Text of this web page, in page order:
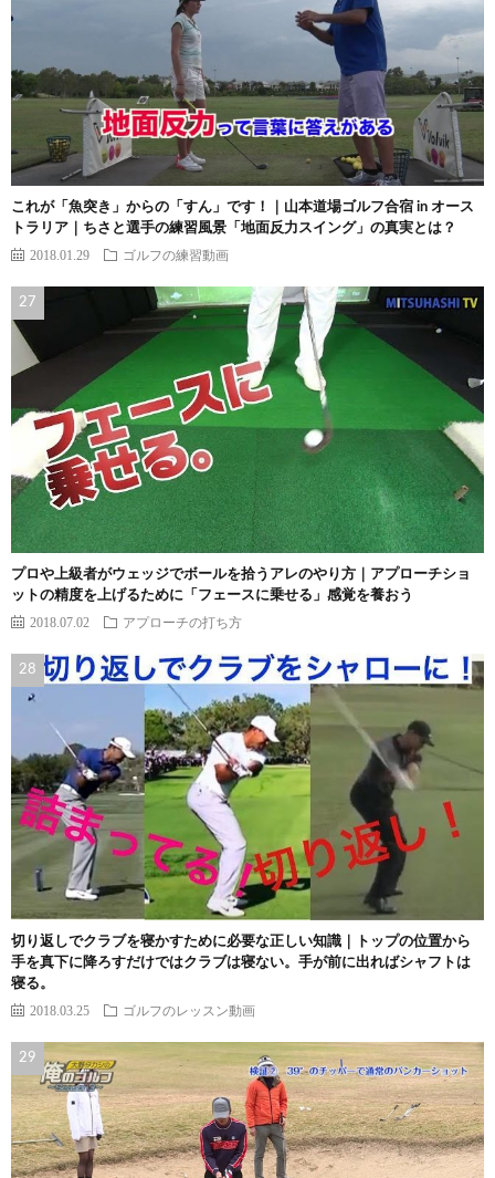
これが「魚突き」からの「すん」です！｜山本道場ゴルフ合宿 in オース
トラリア｜ちさと選手の練習風景「地面反力スイング」の真実とは？
2018.01.29 ゴルフの練習動画
プロや上級者がウェッジでボールを拾うアレのやり方｜アプローチショ
ットの精度を上げるために「フェースに乗せる」感覚を養おう
2018.07.02 アプローチの打ち方
切り返しでクラブを寝かすために必要な正しい知識｜トップの位置から
手を真下に降ろすだけではクラブは寝ない。手が前に出ればシャフトは
寝る。
2018.03.25 ゴルフのレッスン動画